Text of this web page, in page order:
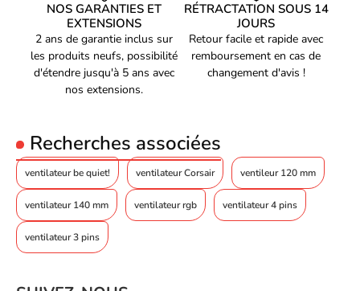
Couleur principale du
ventilateur (cadre)
Couleur principale du
ventilateur (rotor)
Noir
Longueur / Profondeur
124 mm
Ensemble
Oui
Matériels
PBT
Éclairage
Oui
Couleur d'éclairage
RVB
Niveau sonore max. d'un
NOS GARANTIES ET
EXTENSIONS
2 ans de garantie inclus sur
les produits neufs, possibilité
d'étendre jusqu'à 5 ans avec
nos extensions.
RÉTRACTATION SOUS 14
JOURS
Retour facile et rapide avec
remboursement en cas de
changement d'avis !
Recherches associées
ventilateur be quiet! ventilateur Corsair ventileur 120 mm
ventilateur 140 mm ventilateur rgb ventilateur 4 pins
ventilateur 3 pins